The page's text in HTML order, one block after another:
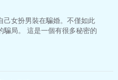
己女扮男裝在騙婚。不僅如此
騙局。 這是一個有很多秘密的
》是希行精心創作的青春都市